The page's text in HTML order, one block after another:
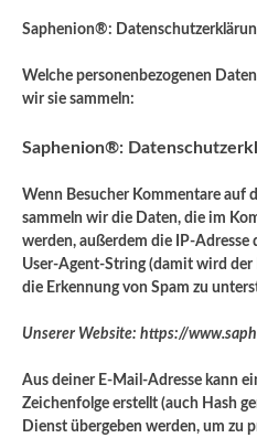
Saphenion®:
Welche personenbezogenen
wir sie sammeln:
Saphenion®:
Wenn Besucher Kommentare auf
sammeln wir die Daten, die im
werden, außerdem die IP-Adresse
User-Agent-String (damit wird
die Erkennung von Spam zu
Unserer Website: https://
Aus deiner E-Mail-Adresse kann
Zeichenfolge erstellt (auch Hash
Dienst übergeben werden, um zu